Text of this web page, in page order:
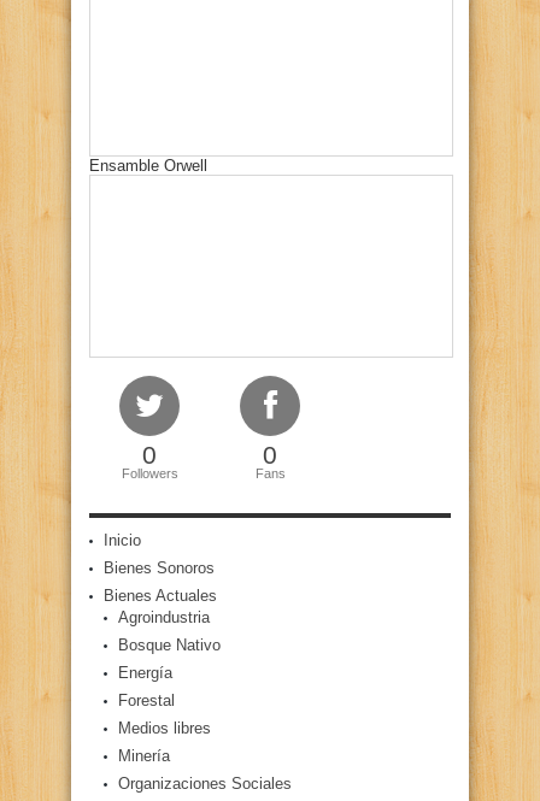
Ensamble Orwell
0
Followers
0
Fans
Inicio
Bienes Sonoros
Bienes Actuales
Agroindustria
Bosque Nativo
Energía
Forestal
Medios libres
Minería
Organizaciones Sociales